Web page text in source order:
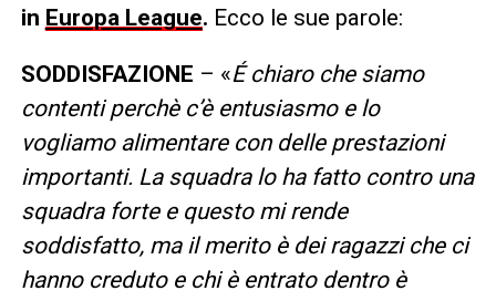
in Europa League. Ecco le sue parole:
SODDISFAZIONE – «É chiaro che siamo
contenti perchè c’è entusiasmo e lo
vogliamo alimentare con delle prestazioni
importanti. La squadra lo ha fatto contro una
squadra forte e questo mi rende
soddisfatto, ma il merito è dei ragazzi che ci
hanno creduto e chi è entrato dentro è